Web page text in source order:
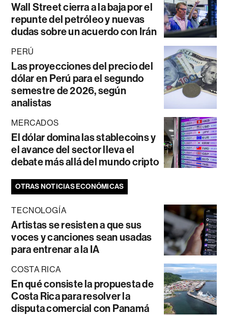
Wall Street cierra a la baja por el
repunte del petróleo y nuevas
dudas sobre un acuerdo con Irán
PERÚ
Las proyecciones del precio del
dólar en Perú para el segundo
semestre de 2026, según
analistas
MERCADOS
El dólar domina las stablecoins y
el avance del sector lleva el
debate más allá del mundo cripto
OTRAS NOTICIAS ECONÓMICAS
TECNOLOGÍA
Artistas se resisten a que sus
voces y canciones sean usadas
para entrenar a la IA
COSTA RICA
En qué consiste la propuesta de
Costa Rica para resolver la
disputa comercial con Panamá